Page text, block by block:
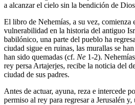
a alcanzar el cielo sin la bendición de
El libro de Nehemías, a su vez, comienza
vulnerabilidad en la historia del antiguo
babilónico, una parte del pueblo ha
ciudad sigue en ruinas, las murallas se
han sido quemadas (cf. Ne 1-2).
rey persa Artajerjes, recibe la noticia del
ciudad de sus padres.
Antes de actuar, ayuna, reza e intercede
permiso al rey para regresar a Jerusalén